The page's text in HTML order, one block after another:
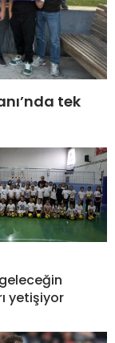
tek
yetişiyor